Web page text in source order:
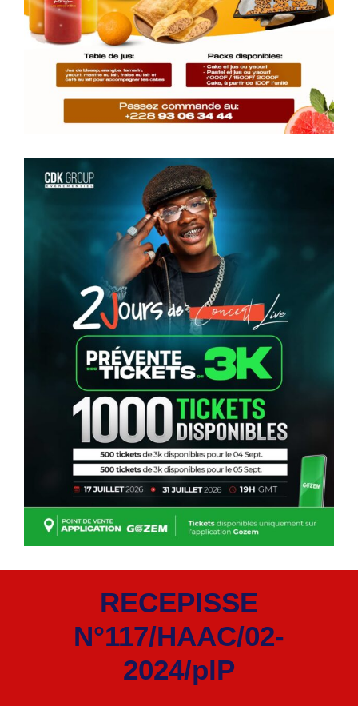
RECEPISSE
N°117/HAAC/02-
2024/plP